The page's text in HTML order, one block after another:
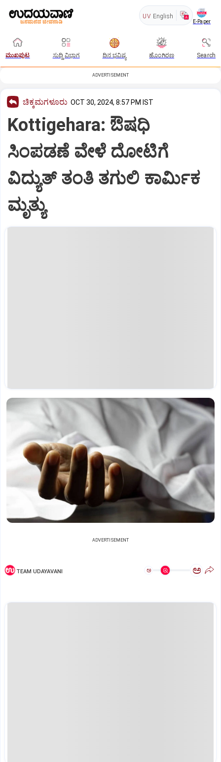
UV English
E-Paper
ಮುಖಪುಟ ಸುದ್ದಿ ವಿಭಾಗ ದಿನ ಭವಿಷ್ಯ ಹೊಂಗಿರಣ Search
ADVERTISEMENT
ಚಿಕ್ಕಮಗಳೂರು OCT 30, 2024, 8:57 PM IST
Kottigehara: ಔಷಧಿ
ಸಿಂಪಡಣೆ ವೇಳೆ ದೋಟಿಗೆ
ವಿದ್ಯುತ್ ತಂತಿ ತಗುಲಿ ಕಾರ್ಮಿಕ
ಮೃತ್ಯು
ADVERTISEMENT
TEAM UDAYAVANI ಅ ಅ